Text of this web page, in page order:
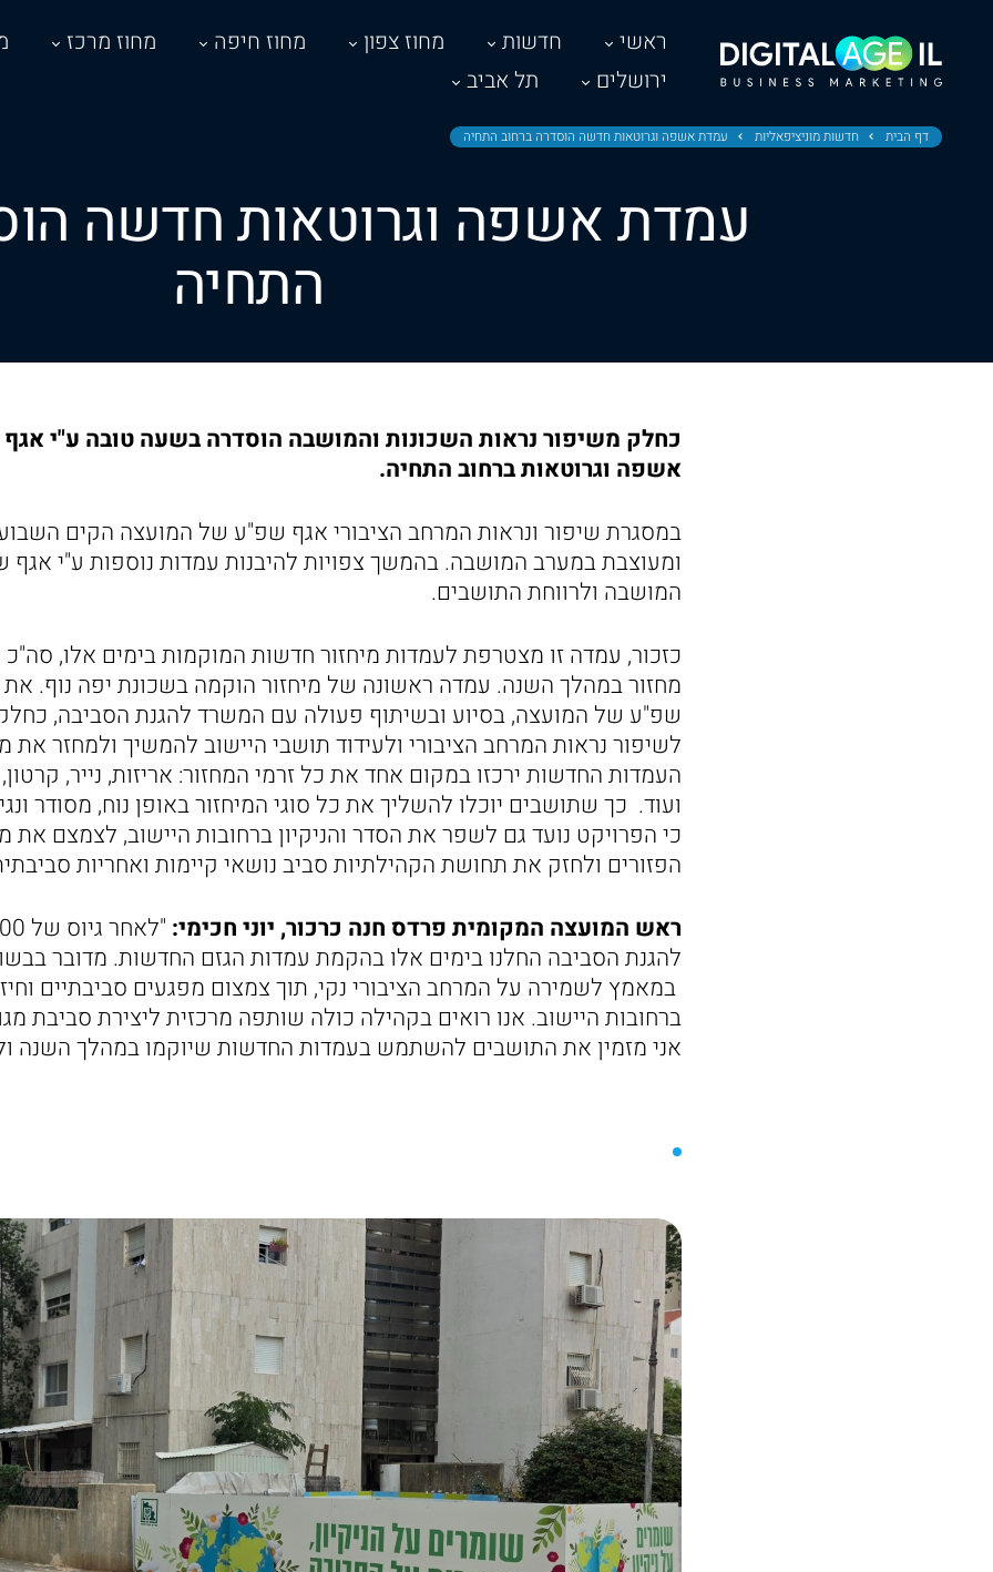
ראשי חדשות מחוז צפון מחוז חיפה מחוז מרכז
ירושלים
תל אביב
דף הבית חדשות מוניציפאליות עמדת אשפה וגרוטאות חדשה הוסדרה ברחוב התחיה
עמדת אשפה וגרוטאות חדשה
התחיה
כחלק משיפור נראות השכונות והמושבה הוסדרה בשעה טובה ע"י
אשפה וגרוטאות ברחוב התחיה.
במסגרת שיפור ונראות המרחב הציבורי אגף שפ"ע של המועצה הקים
ומעוצבת במערב המושבה. בהמשך צפויות להיבנות עמדות נוספות ע"י אגף
המושבה ולרווחת התושבים.
מחזור במהלך השנה. עמדה ראשונה של מיחזור הוקמה בשכונת יפה נוף.
שפ"ע של המועצה, בסיוע ובשיתוף פעולה עם המשרד להגנת הסביבה,
לשיפור נראות המרחב הציבורי ולעידוד תושבי היישוב להמשיך ולמחזר את
העמדות החדשות ירכזו במקום אחד את כל זרמי המחזור: אריזות, נייר,
ועוד. כך שתושבים יוכלו להשליך את כל סוגי המיחזור באופן נוח, מסודר
כי הפרויקט נועד גם לשפר את הסדר והניקיון ברחובות היישוב, לצמצם את
הפזורים ולחזק את תחושת הקהילתיות סביב נושאי קיימות ואחריות
ראש המועצה המקומית פרדס חנה כרכור, יוני חכימי:
להגנת הסביבה החלנו בימים אלו בהקמת עמדות הגזם החדשות. מדובר
במאמץ לשמירה על המרחב הציבורי נקי, תוך צמצום מפגעים סביבתיים
ברחובות היישוב. אנו רואים בקהילה כולה שותפה מרכזית ליצירת סביבת
אני מזמין את התושבים להשתמש בעמדות החדשות שיוקמו במהלך השנה